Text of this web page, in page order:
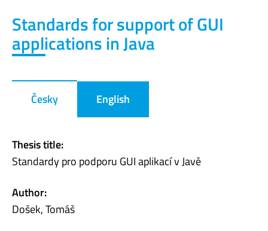
Standards for support of GUI
applications in Java
Česky English
Thesis title:
Standardy pro podporu GUI aplikací v Javě
Author:
Došek, Tomáš